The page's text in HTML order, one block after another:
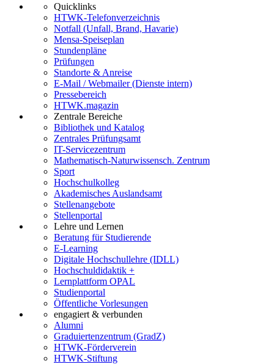
Quicklinks
HTWK-Telefonverzeichnis
Notfall (Unfall, Brand, Havarie)
Mensa-Speiseplan
Stundenpläne
Prüfungen
Standorte & Anreise
E-Mail / Webmailer (Dienste intern)
Pressebereich
HTWK.magazin
Zentrale Bereiche
Bibliothek und Katalog
Zentrales Prüfungsamt
IT-Servicezentrum
Mathematisch-Naturwissensch. Zentrum
Sport
Hochschulkolleg
Akademisches Auslandsamt
Stellenangebote
Stellenportal
Lehre und Lernen
Beratung für Studierende
E-Learning
Digitale Hochschullehre (IDLL)
Hochschuldidaktik +
Lernplattform OPAL
Studienportal
Öffentliche Vorlesungen
engagiert & verbunden
Alumni
Graduiertenzentrum (GradZ)
HTWK-Förderverein
HTWK-Stiftung